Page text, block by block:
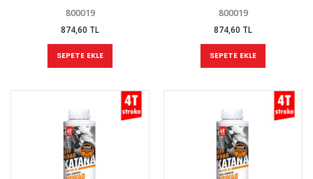
800019
874,60 TL
SEPETE EKLE
800019
874,60 TL
SEPETE EKLE